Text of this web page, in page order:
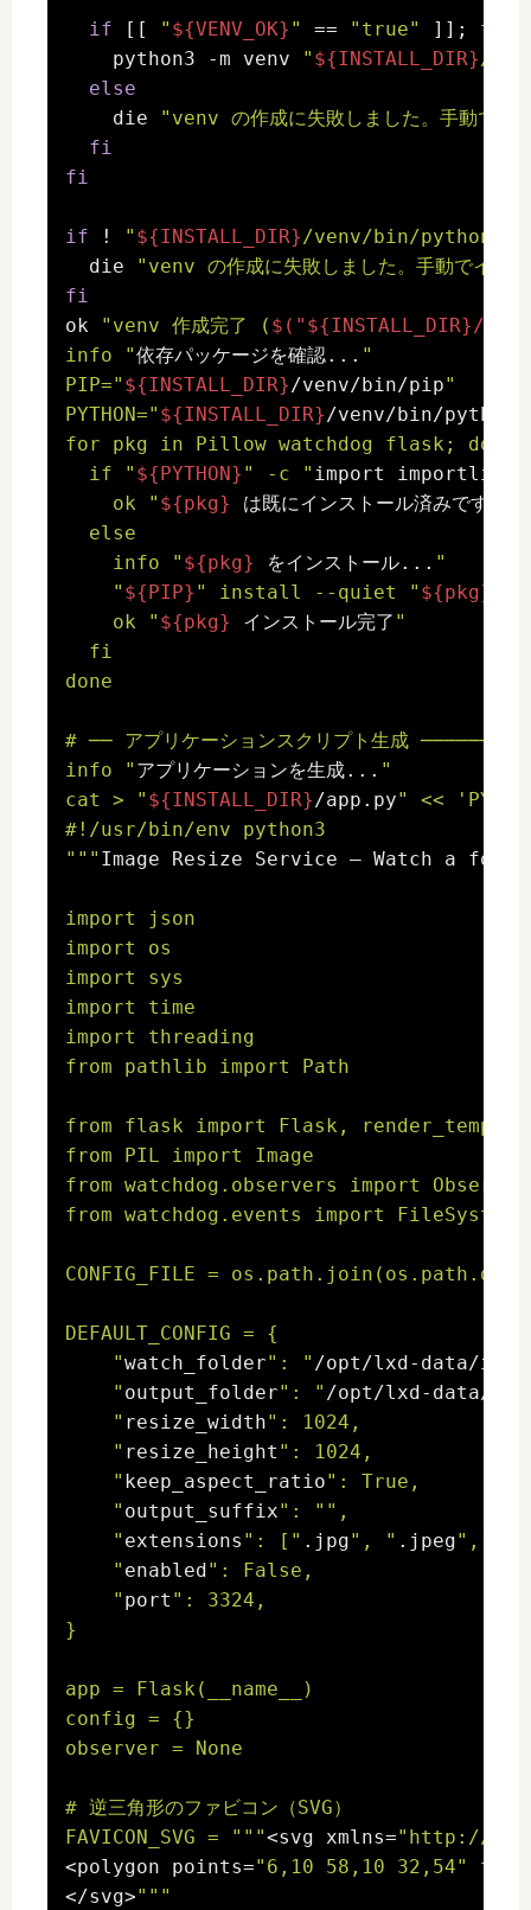
if [[ " ${VENV_OK} " == "true" ]]; then
    python3 -m venv
" ${INSTALL_DIR}/
else
    die
"venv の作成に失敗しました。手動
fi
fi
if ! " ${INSTALL_DIR}/venv/bin/python"
  die
"venv の作成に失敗しました。手動で
fi
ok
"venv 作成完了 ( $("${INSTALL_DIR}/
info "依存パッケージを確認... "
PIP=" ${INSTALL_DIR}/venv/bin/pip"
PYTHON=" ${INSTALL_DIR}/venv/bin/python
for pkg in Pillow watchdog flask; do
  if "
${PYTHON} " -c " import
    ok "
${pkg}
は既にインストール済みです（
  else
    info "
${pkg} をインストール... "
    "
${PIP} " install --quiet " ${pkg}
    ok "
${pkg} インストール完了 "
  fi
done
# ── アプリケーションスクリプト生成
info " アプリケーションを生成... "
cat > " ${INSTALL_DIR}/app.py" <<
#!/usr/bin/env python3
" "" Image Resize Service — Watch a
import json
import os
import sys
import time
import threading
from pathlib import Path
from flask import Flask,
from PIL import Image
from watchdog.observers import Observer
from watchdog.events import
CONFIG_FILE =
DEFAULT_CONFIG = {
    "
watch_folder": " /opt/lxd-data/
    "
output_folder": " /opt/lxd-data/
    "
resize_width": 1024,
    "
resize_height ": 1024,
    "
keep_aspect_ratio": True,
    "
output_suffix": " ",
    "
extensions ": [" .jpg", " .jpeg", "
    "
enabled ": False,
    "
port ": 3324,
}
app = Flask(__name__)
config = {}
observer = None
# 逆三角形のファビコン（SVG）
FAVICON_SVG = " ""<svg xmlns="http://
<polygon points="6,10 58,10 32,54"
</svg>"" "